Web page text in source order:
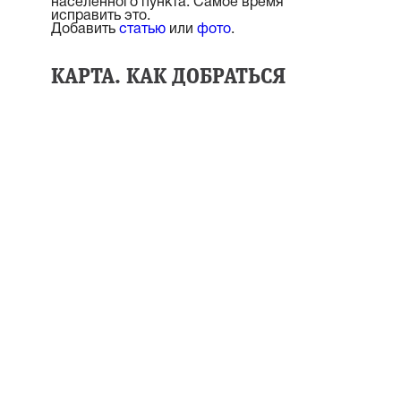
населенного пункта. Самое время
исправить это.
Добавить статьюили фото.
КАРТА. КАК ДОБРАТЬСЯ